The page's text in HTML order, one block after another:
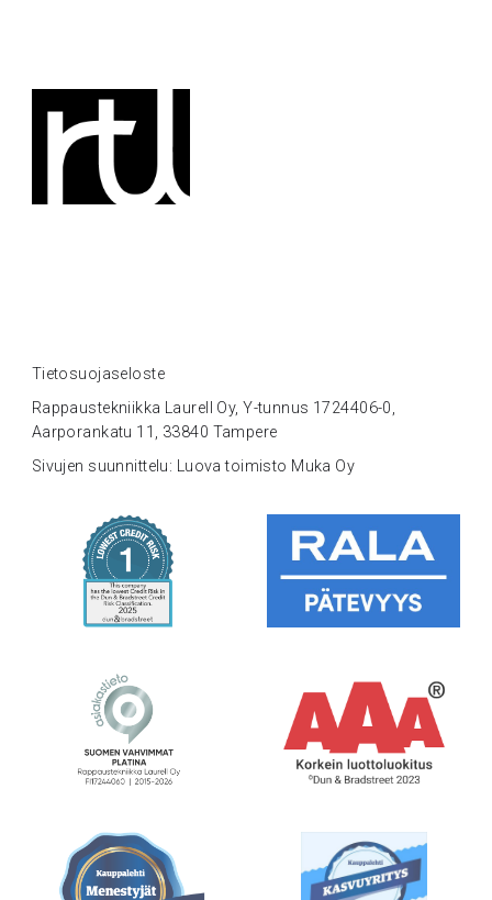
Tietosuojaseloste
Rappaustekniikka Laurell Oy, Y-tunnus 1724406-0,
Aarporankatu 11, 33840 Tampere
Sivujen suunnittelu: Luova toimisto Muka Oy